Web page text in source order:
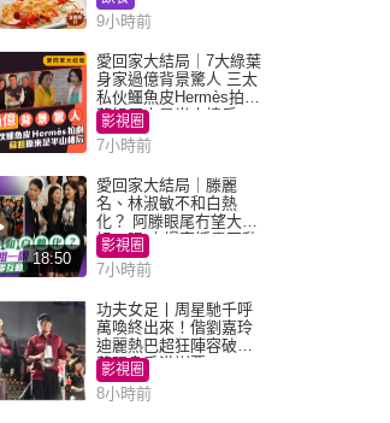
9小時前
愛回家大結局｜7大綠葉
身家過億背景驚人 三太
私伙鱷魚皮Hermès拍劇
蘇姐原來是半山樓后
影視圈
7小時前
18:50
愛回家大結局｜滕麗
名、林淑敏不和白熱
化？ 阿滕眼尾冇望大小
姐一眼 商場直播零互動
影視圈
7小時前
功夫女足丨周星馳千呼
萬喚終出來！偕劉嘉玲
迪麗熱巴超狂陣容破天
荒現身香港謝票
影視圈
8小時前